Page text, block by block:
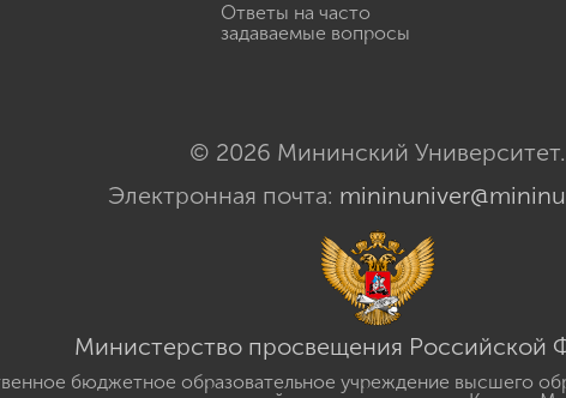
Ответы на часто
задаваемые вопросы
© 2026 Мининский Университет.
Электронная почта:
Министерство просвещения Российской
бюджетное образовательное учреждение высшего